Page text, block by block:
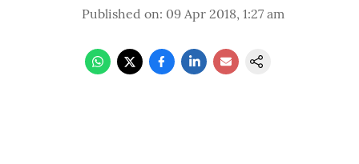
Published on: 09 Apr 2018, 1:27 am